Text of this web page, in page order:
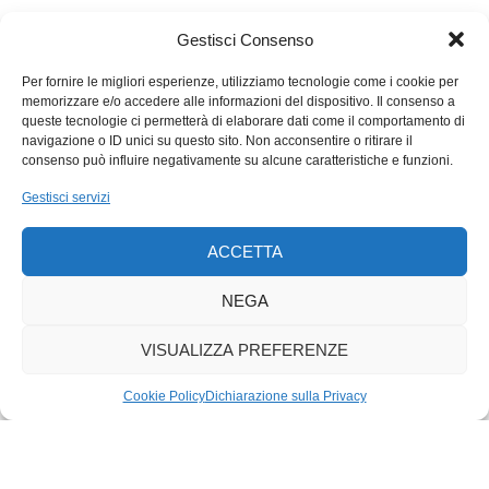
Gestisci Consenso
Per fornire le migliori esperienze, utilizziamo tecnologie come i cookie per
memorizzare e/o accedere alle informazioni del dispositivo. Il consenso a
queste tecnologie ci permetterà di elaborare dati come il comportamento di
navigazione o ID unici su questo sito. Non acconsentire o ritirare il
consenso può influire negativamente su alcune caratteristiche e funzioni.
Gestisci servizi
ACCETTA
NEGA
VISUALIZZA PREFERENZE
Cookie PolicyDichiarazione sulla Privacy
nuovo verso il quale guardiamo con speranza e invidia. La
moda diventa il simbolo di questa speranza e giovinezza». Il
guaio è che, imitando i giovani, i vecchi finiscono,
inconsapevolmente, nel ridicolo. Basta guardarsi attorno.